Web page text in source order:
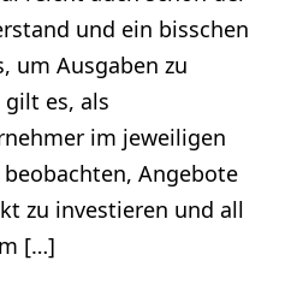
und ein bisschen
um Ausgaben zu
es, als
im jeweiligen
Angebote
zu investieren und all
[…]